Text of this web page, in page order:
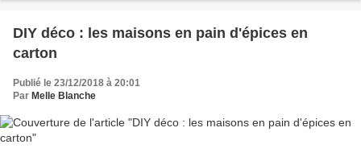
DIY déco : les maisons en pain d'épices en
carton
Publié le 23/12/2018 à 20:01
Par Melle Blanche